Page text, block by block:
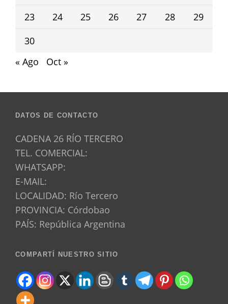
23
24 25 26 27 28
29
30
« Ago
Oct »
DATOS DE CONTACTO
CADENA 26 RÍO TERCERO
TEL. COMERCIAL:
WHATSAPP:
E-MAIL:
LOCALIDAD: Río Tercero
PROVINCIA: Córdobao
PAÍS: República Argentina
COMPARTÍ NUESTRO SITIO